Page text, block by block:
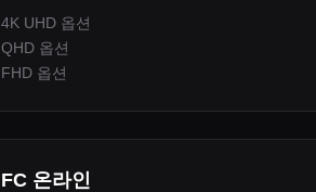
4K UHD 옵션
QHD 옵션
FHD 옵션
FC 온라인